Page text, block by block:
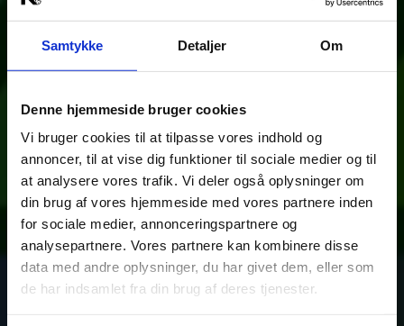
Samtykke Detaljer Om
Denne hjemmeside bruger cookies
Vi bruger cookies til at tilpasse vores indhold og
annoncer, til at vise dig funktioner til sociale medier og til
at analysere vores trafik. Vi deler også oplysninger om
din brug af vores hjemmeside med vores partnere inden
for sociale medier, annonceringspartnere og
analysepartnere. Vores partnere kan kombinere disse
data med andre oplysninger, du har givet dem, eller som
de har indsamlet fra din brug af deres tjenester.